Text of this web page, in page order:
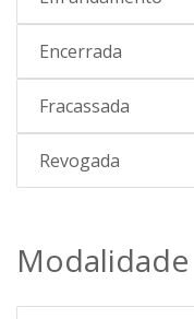
Encerrada
Fracassada
Revogada
Modalidade